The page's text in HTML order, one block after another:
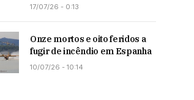
17/07/26 - 0:13
Onze mortos e oito feridos a
fugir de incêndio em Espanha
10/07/26 - 10:14